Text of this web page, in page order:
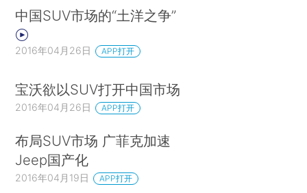
中国SUV市场的“土洋之争”
2016年04月26日 APP打开
宝沃欲以SUV打开中国市场
2016年04月26日 APP打开
布局SUV市场 广菲克加速
Jeep国产化
2016年04月19日 APP打开